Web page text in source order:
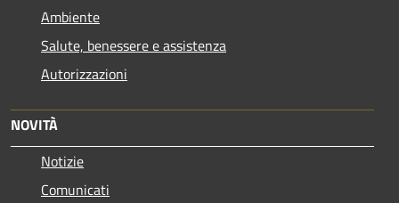
Ambiente
Salute, benessere e assistenza
Autorizzazioni
NOVITÀ
Notizie
Comunicati